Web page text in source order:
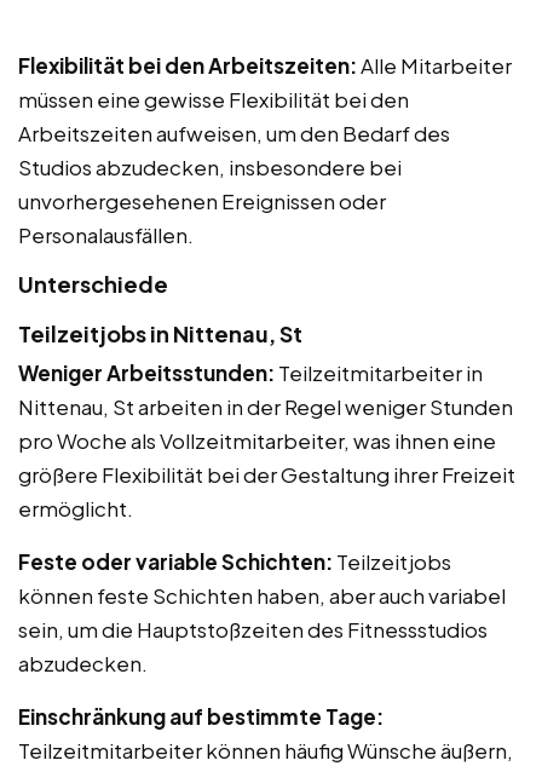
Flexibilität bei den Arbeitszeiten:Alle Mitarbeiter
müssen eine gewisse Flexibilität bei den
Arbeitszeiten aufweisen, um den Bedarf des
Studios abzudecken, insbesondere bei
unvorhergesehenen Ereignissen oder
Personalausfällen.
Unterschiede
Teilzeitjobs in Nittenau, St
Weniger Arbeitsstunden: Teilzeitmitarbeiter in
Nittenau, St arbeiten in der Regel weniger Stunden
pro Woche als Vollzeitmitarbeiter, was ihnen eine
größere Flexibilität bei der Gestaltung ihrer Freizeit
ermöglicht.
Feste oder variable Schichten: Teilzeitjobs
können feste Schichten haben, aber auch variabel
sein, um die Hauptstoßzeiten des Fitnessstudios
abzudecken.
Einschränkung auf bestimmte Tage:
Teilzeitmitarbeiter können häufig Wünsche äußern,